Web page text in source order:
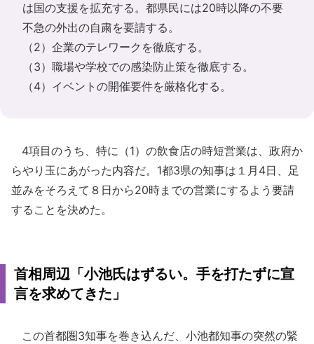
は国の支援を拡充する。都県民には20時以降の不要
不急の外出の自粛を要請する。
（2）企業のテレワークを徹底する。
（3）職場や学校での感染防止策を徹底する。
（4）イベントの開催要件を厳格化する。
4項目のうち、特に（1）の飲食店の時短営業は、政府か
らやり玉にあがった内容だ。1都3県の知事は１月4日、足
並みをそろえて８日から20時までの営業にするよう要請
することを決めた。
首相周辺「小池氏はずるい。手を打たずに宣
言を求めてきた」
この首都圏3知事を巻き込んだ、小池都知事の突然の緊